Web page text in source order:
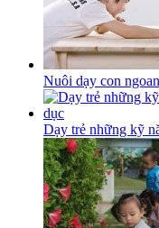
Nuôi dạy con
Dạy trẻ những kỹ